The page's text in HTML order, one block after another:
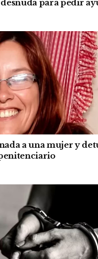
para pedir
a una mujer y